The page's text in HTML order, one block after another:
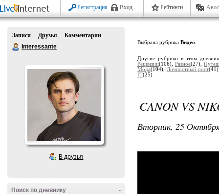
Регистрация Вход Рейтинги
Записи Друзья
Комментарии
Interessante
В друзья
-
Поиск по дневнику
Выбрана рубрика Видео
Другие рубрики в этом
Рецензии(106), Разное(27),
Мода(104), Личностный рост
IT(25)
CANON VS
Вторник, 25